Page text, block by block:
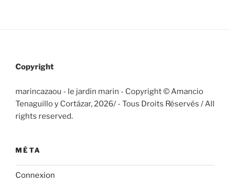
Copyright
marincazaou - le jardin marin - Copyright © Amancio
Tenaguillo y Cortázar, 2026/ - Tous Droits Réservés / All
rights reserved.
MÉTA
Connexion